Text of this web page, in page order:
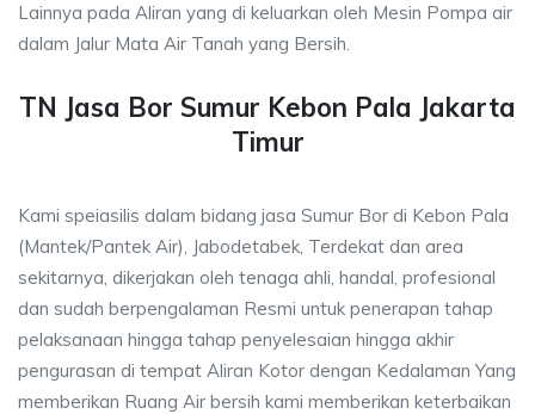
Lainnya pada Aliran yang di keluarkan oleh Mesin Pompa air
dalam Jalur Mata Air Tanah yang Bersih.
TN Jasa Bor Sumur Kebon Pala Jakarta
Timur
Kami speiasilis dalam bidang jasa Sumur Bor di Kebon Pala
(Mantek/Pantek Air), Jabodetabek, Terdekat dan area
sekitarnya, dikerjakan oleh tenaga ahli, handal, profesional
dan sudah berpengalaman Resmi untuk penerapan tahap
pelaksanaan hingga tahap penyelesaian hingga akhir
pengurasan di tempat Aliran Kotor dengan Kedalaman Yang
memberikan Ruang Air bersih kami memberikan keterbaikan